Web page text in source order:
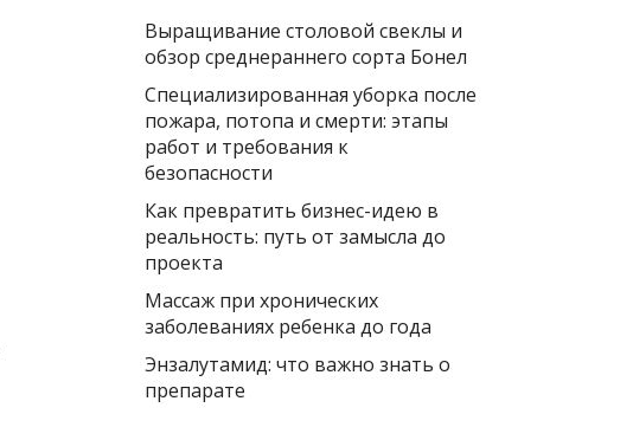
Выращивание столовой свеклы и
обзор среднераннего сорта Бонел
Специализированная уборка после
пожара, потопа и смерти: этапы
работ и требования к
безопасности
Как превратить бизнес-идею в
реальность: путь от замысла до
проекта
Массаж при хронических
заболеваниях ребенка до года
Энзалутамид: что важно знать о
препарате